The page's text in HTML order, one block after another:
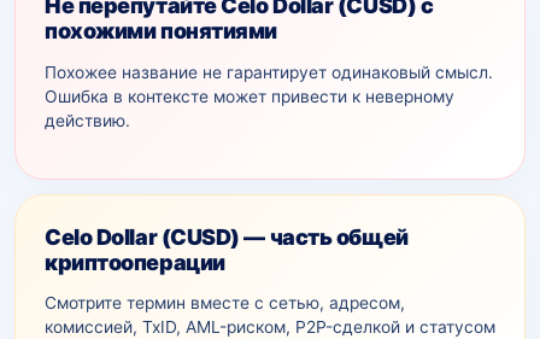
Не перепутайте Celo Dollar (CUSD) с
похожими понятиями
Похожее название не гарантирует одинаковый смысл.
Ошибка в контексте может привести к неверному
действию.
Celo Dollar (CUSD) — часть общей
криптооперации
Смотрите термин вместе с сетью, адресом,
комиссией, TxID, AML-рискoм, P2P-сделкой и статусом